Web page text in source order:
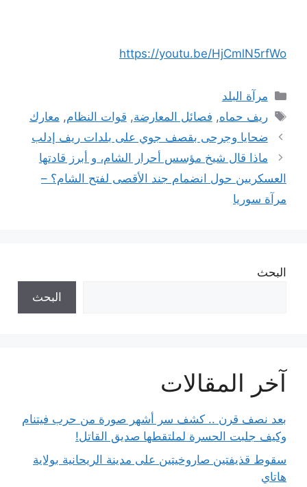
https://youtu.be/HjCmlN5rfWo
التصنيفات
مرآة البلد
الوسوم
ريف حماه, فصائل المعارضة, قوات النظام, معارك
ضحايا وجرحى بقصف جوي على بلدات ريف إدلب
ماذا قال شيخ مؤسس أحرار الشام، و أبرز قادتها
العسكريين حول انضمام جند الأقصى لفتح الشام؟ –
مرآة سوريا
البحث
البحث
آخر المقالات
بعد نصف قرن .. كشف سر أشهر صورة من حرب فيتنام
وكيف جلبت الحسرة لملتقطها صديق القاتل!
سقوط قذيفتين صاروخيتين على مدينة الريحانية بولاية
هاتاي